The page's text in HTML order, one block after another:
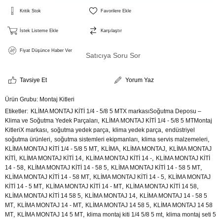
Kritik Stok Favorilere Ekle
İstek Listeme Ekle Karşılaştır
Fiyat Düşünce Haber Ver
Satıcıya Soru Sor
Tavsiye Et Yorum Yaz
Ürün Grubu: Montaj Kitleri
Etiketler
KLİMA MONTAJ KİTİ 1/4 - 5/8 5 MTX markasıSoğutma Deposu –
Klima ve Soğutma Yedek Parçaları, KLİMA MONTAJ KİTİ 1/4 - 5/8 5 MTMontaj
KitleriX markası, soğutma yedek parça, klima yedek parça, endüstriyel
soğutma ürünleri, soğutma sistemleri ekipmanları, klima servis malzemeleri,
KLİMA MONTAJ KİTİ 1/4 - 5/8 5 MT, KLİMA, KLİMA MONTAJ, KLİMA MONTAJ
KİTİ , KLİMA MONTAJ KİTİ 14, KLİMA MONTAJ KİTİ 14 -, KLİMA MONTAJ KİTİ
14 - 58, KLİMA MONTAJ KİTİ 14 - 58 5, KLİMA MONTAJ KİTİ 14 - 58 5 MT,
KLİMA MONTAJ KİTİ 14 - 58 MT, KLİMA MONTAJ KİTİ 14 - 5, KLİMA MONTAJ
KİTİ 14 - 5 MT, KLİMA MONTAJ KİTİ 14 - MT, KLİMA MONTAJ KİTİ 14 58,
KLİMA MONTAJ KİTİ 14 58 5, KLİMA MONTAJ 14, KLİMA MONTAJ 14 - 58 5
MT, KLİMA MONTAJ 14 - MT, KLİMA MONTAJ 14 58 5, KLİMA MONTAJ 14 58
MT, KLİMA MONTAJ 14 5 MT, klima montaj kiti 1/4 5/8 5 mt, klima montaj seti 5